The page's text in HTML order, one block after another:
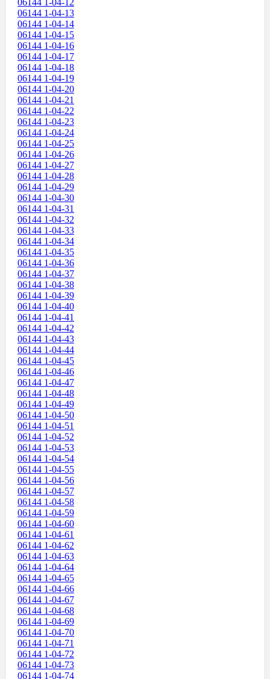
06144 1-04-12
06144 1-04-13
06144 1-04-14
06144 1-04-15
06144 1-04-16
06144 1-04-17
06144 1-04-18
06144 1-04-19
06144 1-04-20
06144 1-04-21
06144 1-04-22
06144 1-04-23
06144 1-04-24
06144 1-04-25
06144 1-04-26
06144 1-04-27
06144 1-04-28
06144 1-04-29
06144 1-04-30
06144 1-04-31
06144 1-04-32
06144 1-04-33
06144 1-04-34
06144 1-04-35
06144 1-04-36
06144 1-04-37
06144 1-04-38
06144 1-04-39
06144 1-04-40
06144 1-04-41
06144 1-04-42
06144 1-04-43
06144 1-04-44
06144 1-04-45
06144 1-04-46
06144 1-04-47
06144 1-04-48
06144 1-04-49
06144 1-04-50
06144 1-04-51
06144 1-04-52
06144 1-04-53
06144 1-04-54
06144 1-04-55
06144 1-04-56
06144 1-04-57
06144 1-04-58
06144 1-04-59
06144 1-04-60
06144 1-04-61
06144 1-04-62
06144 1-04-63
06144 1-04-64
06144 1-04-65
06144 1-04-66
06144 1-04-67
06144 1-04-68
06144 1-04-69
06144 1-04-70
06144 1-04-71
06144 1-04-72
06144 1-04-73
06144 1-04-74